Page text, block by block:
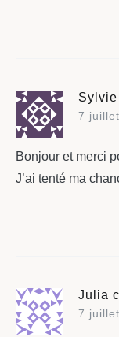
7
Bonjour et merci
J’ai tenté ma
Julia
7